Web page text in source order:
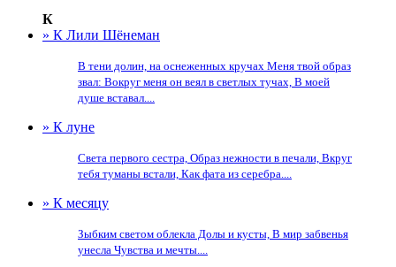
К
» К Лили Шёнеман
В тени долин, на оснеженных кручах Меня твой образ
звал: Вокруг меня он веял в светлых тучах, В моей
душе вставал....
» К луне
Света первого сестра, Образ нежности в печали, Вкруг
тебя туманы встали, Как фата из серебра....
» К месяцу
Зыбким светом облекла Долы и кусты, В мир забвенья
унесла Чувства и мечты....